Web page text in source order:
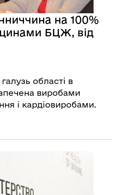
на 100%
БЦЖ, від
області в
виробами
і кардіовиробами.